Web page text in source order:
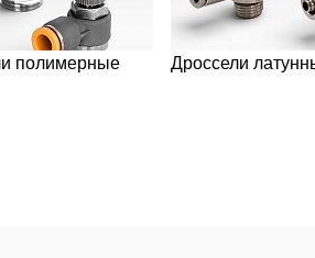
полимерные Дроссели